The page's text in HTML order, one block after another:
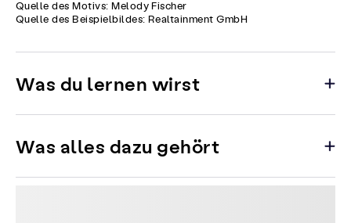
Quelle des Motivs: Melody Fischer
Quelle des Beispielbildes: Realtainment GmbH
Was du lernen wirst
Was alles dazu gehört